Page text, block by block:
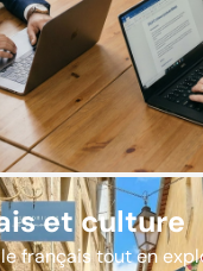
et culture
français tout en